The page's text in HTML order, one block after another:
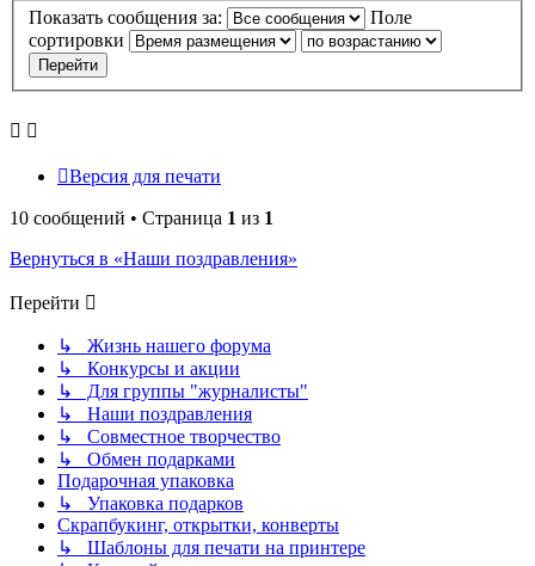
Показать сообщения за:
Поле
сортировки
Версия для печати
10 сообщений • Страница 1 из 1
Вернуться в «Наши поздравления»
Перейти
↳ Жизнь нашего форума
↳ Конкурсы и акции
↳ Для группы "журналисты"
↳ Наши поздравления
↳ Совместное творчество
↳ Обмен подарками
Подарочная упаковка
↳ Упаковка подарков
Скрапбукинг, открытки, конверты
↳ Шаблоны для печати на принтере